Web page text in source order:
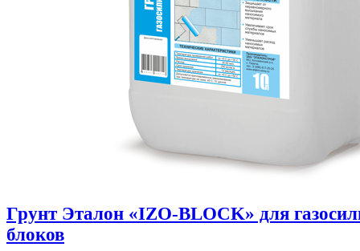
Грунт Эталон «IZO-BLOCK» для
блоков